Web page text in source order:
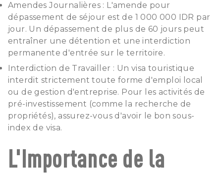
Amendes Journalières : L'amende pour
dépassement de séjour est de 1 000 000 IDR par
jour. Un dépassement de plus de 60 jours peut
entraîner une détention et une interdiction
permanente d'entrée sur le territoire.
Interdiction de Travailler : Un visa touristique
interdit strictement toute forme d'emploi local
ou de gestion d'entreprise. Pour les activités de
pré-investissement (comme la recherche de
propriétés), assurez-vous d'avoir le bon sous-
index de visa.
L'Importance de la